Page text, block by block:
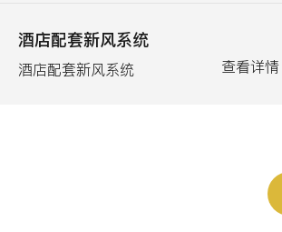
酒店配套新风系统
酒店配套新风系统 查看详情